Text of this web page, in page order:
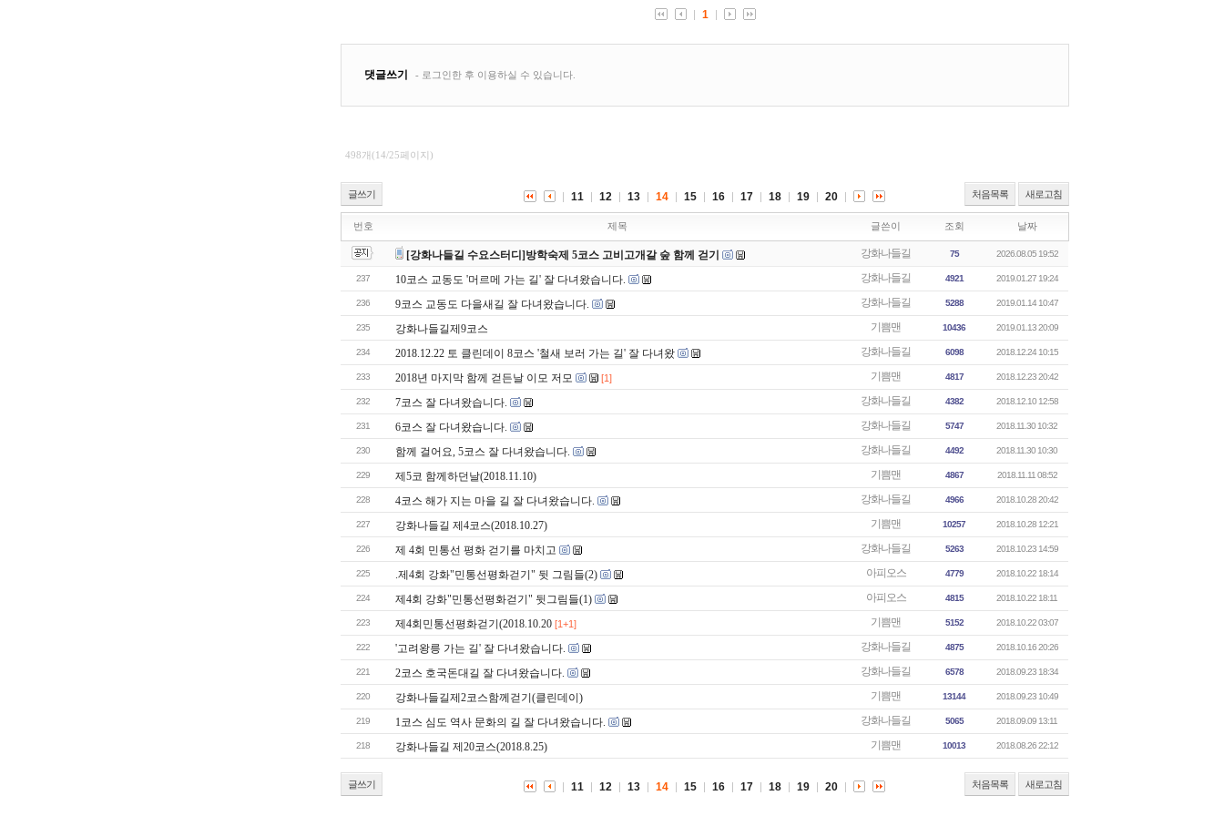
498개(14/25페이지)
글쓰기 처음목록 새로고침
11 12 13 14 15 16 17 18 19 20
번호 제목 글쓴이 조회 날짜
[강화나들길 수요스터디]방학숙제 5코스 고비고개갈 숲 함께 걷기 강화나들길 75 2026.08.05 19:52
237 10코스 교동도 '머르메 가는 길' 잘 다녀왔습니다. 강화나들길 4921 2019.01.27 19:24
236 9코스 교동도 다을새길 잘 다녀왔습니다. 강화나들길 5288 2019.01.14 10:47
235 강화나들길제9코스 기쁨맨 10436 2019.01.13 20:09
234 2018.12.22 토 클린데이 8코스 '철새 보러 가는 길' 잘 다녀왔 강화나들길 6098 2018.12.24 10:15
233 2018년 마지막 함께 걷든날 이모 저모 [1] 기쁨맨 4817 2018.12.23 20:42
232 7코스 잘 다녀왔습니다. 강화나들길 4382 2018.12.10 12:58
231 6코스 잘 다녀왔습니다. 강화나들길 5747 2018.11.30 10:32
230 함께 걸어요, 5코스 잘 다녀왔습니다. 강화나들길 4492 2018.11.30 10:30
229 제5코 함께하던날(2018.11.10) 기쁨맨 4867 2018.11.11 08:52
228 4코스 해가 지는 마을 길 잘 다녀왔습니다. 강화나들길 4966 2018.10.28 20:42
227 강화나들길 제4코스(2018.10.27) 기쁨맨 10257 2018.10.28 12:21
226 제 4회 민통선 평화 걷기를 마치고 강화나들길 5263 2018.10.23 14:59
225 .제4회 강화"민통선평화걷기" 뒷 그림들(2) 아피오스 4779 2018.10.22 18:14
224 제4회 강화"민통선평화걷기" 뒷그림들(1) 아피오스 4815 2018.10.22 18:11
223 제4회민통선평화걷기(2018.10.20 [1+1] 기쁨맨 5152 2018.10.22 03:07
222 '고려왕릉 가는 길' 잘 다녀왔습니다. 강화나들길 4875 2018.10.16 20:26
221 2코스 호국돈대길 잘 다녀왔습니다. 강화나들길 6578 2018.09.23 18:34
220 강화나들길제2코스함께걷기(클린데이) 기쁨맨 13144 2018.09.23 10:49
219 1코스 심도 역사 문화의 길 잘 다녀왔습니다. 강화나들길 5065 2018.09.09 13:11
218 강화나들길 제20코스(2018.8.25) 기쁨맨 10013 2018.08.26 22:12
글쓰기 처음목록 새로고침
11 12 13 14 15 16 17 18 19 20